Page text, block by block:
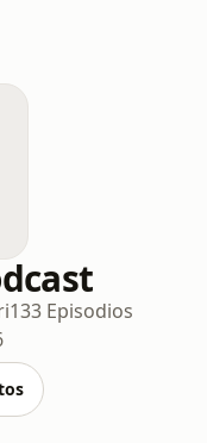
133 Episodios